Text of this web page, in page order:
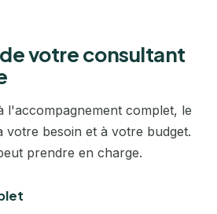
votre consultant
l'accompagnement complet, le
votre besoin et à votre budget.
prendre en charge.